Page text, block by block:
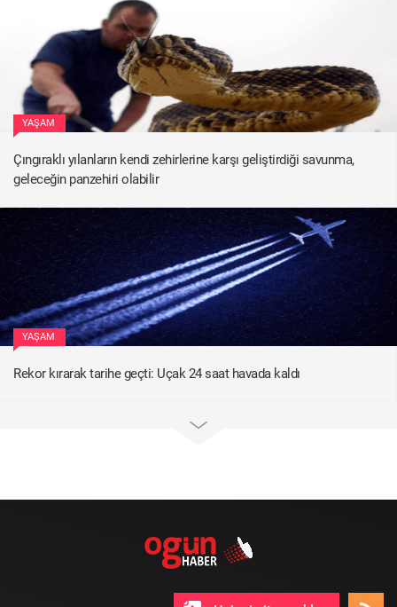
YAŞAM
Çıngıraklı yılanların kendi zehirlerine karşı geliştirdiği savunma,
geleceğin panzehiri olabilir
YAŞAM
Rekor kırarak tarihe geçti: Uçak 24 saat havada kaldı